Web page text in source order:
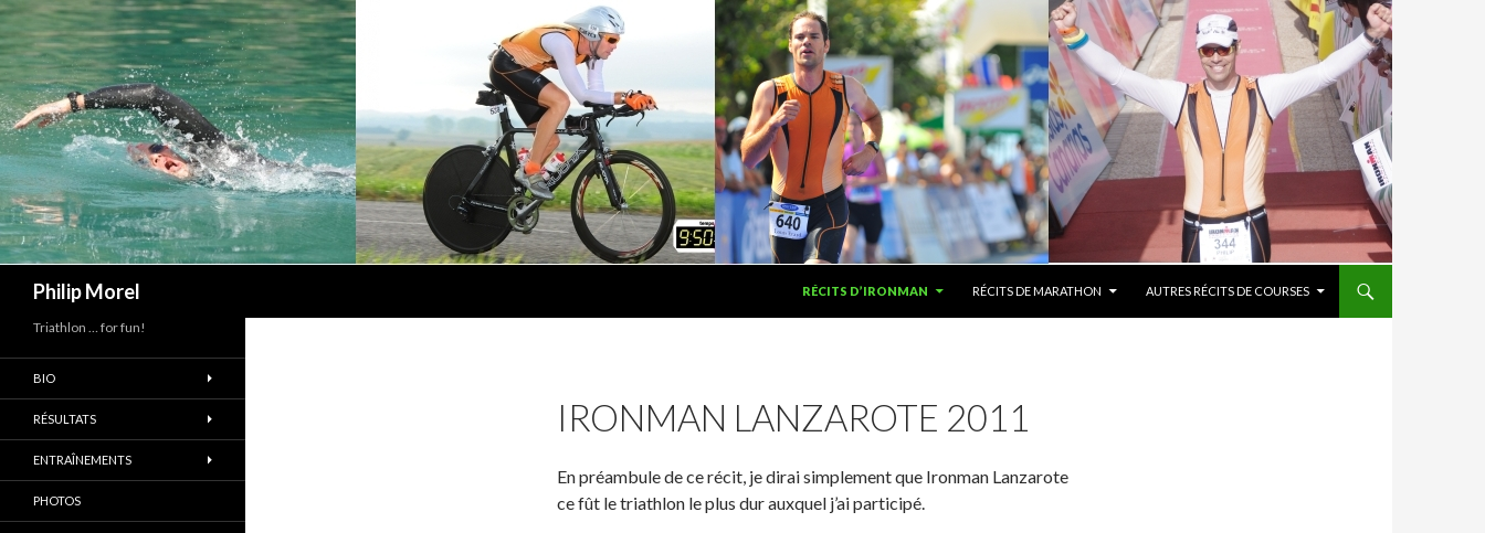
Philip Morel
RÉCITS D’IRONMAN
RÉCITS DE MARATHON AUTRES RÉCITS DE COURSES
IRONMAN LANZAROTE 2011
En préambule de ce récit, je dirai simplement que Ironman Lanzarote
ce fût le triathlon le plus dur auxquel j’ai participé.
Triathlon … for fun!
BIO
RÉSULTATS
ENTRAÎNEMENTS
PHOTOS